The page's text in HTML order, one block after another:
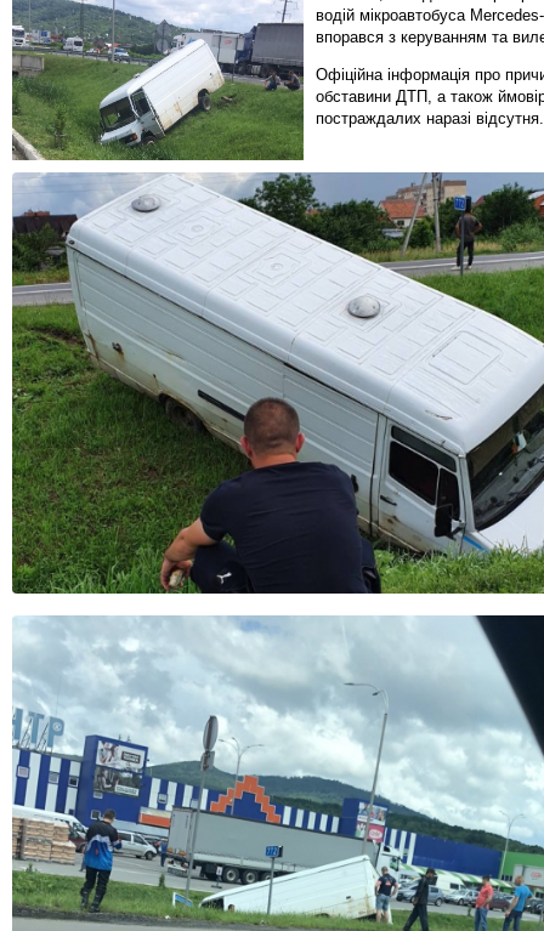
водій мікроавтобуса
впорався з керуванням та
Офіційна інформація про
обставини ДТП, а також
постраждалих наразі відсутня.